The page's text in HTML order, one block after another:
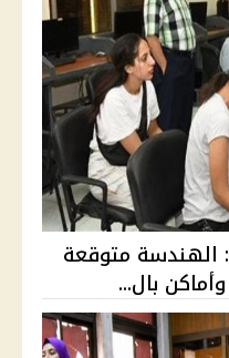
تنسيق علمي رياضة 2026: الهندسة متوقعة